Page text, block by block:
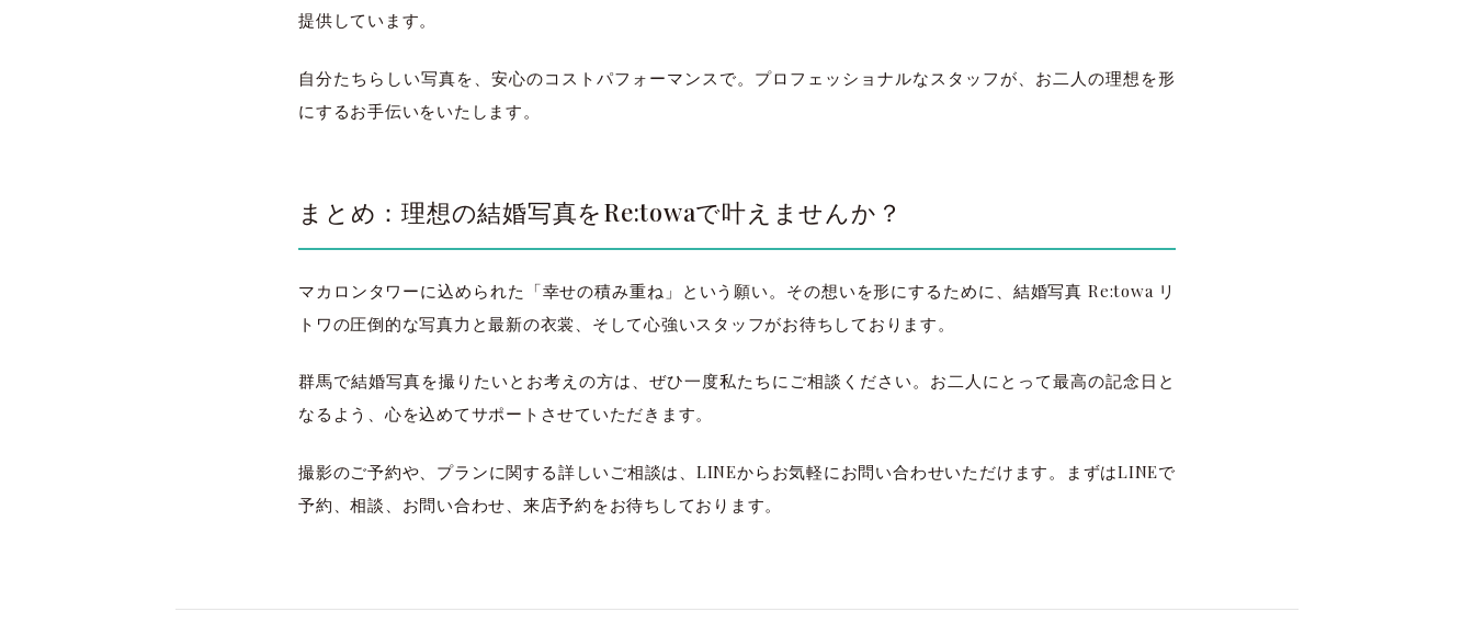
太田店
太田店
提供しています。
自分たちらしい写真を、安心のコストパフォーマンスで。プロフェッショナルなスタッフが、お二人の理想を形
にするお手伝いをいたします。
まとめ：理想の結婚写真をRe:towaで叶えませんか？
マカロンタワーに込められた「幸せの積み重ね」という願い。その想いを形にするために、結婚写真 Re:towa リ
トワの圧倒的な写真力と最新の衣裳、そして心強いスタッフがお待ちしております。
群馬で結婚写真を撮りたいとお考えの方は、ぜひ一度私たちにご相談ください。お二人にとって最高の記念日と
なるよう、心を込めてサポートさせていただきます。
撮影のご予約や、プランに関する詳しいご相談は、LINEからお気軽にお問い合わせいただけます。まずはLINEで
予約、相談、お問い合わせ、来店予約をお待ちしております。